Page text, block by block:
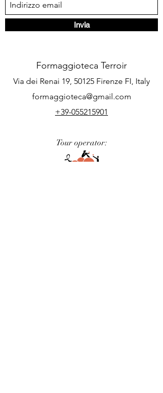
Invia
Formaggioteca Terroir
Via dei Renai 19, 50125 Firenze FI, Italy
formaggioteca@gmail.com
+39-055215901
Tour operator: